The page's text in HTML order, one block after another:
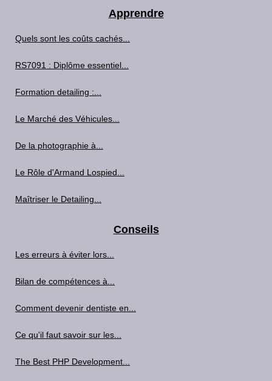
Apprendre
Quels sont les coûts cachés...
RS7091 : Diplôme essentiel...
Formation detailing :...
Le Marché des Véhicules...
De la photographie à...
Le Rôle d'Armand Lospied...
Maîtriser le Detailing...
Conseils
Les erreurs à éviter lors...
Bilan de compétences à...
Comment devenir dentiste en...
Ce qu'il faut savoir sur les...
The Best PHP Development...